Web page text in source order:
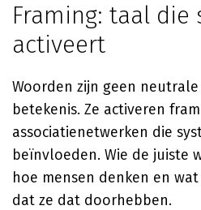
Framing: taal die
activeert
Woorden zijn geen
betekenis. Ze activeren
associatienetwerken die
beïnvloeden. Wie de juiste
hoe mensen denken en
dat ze dat doorhebben.